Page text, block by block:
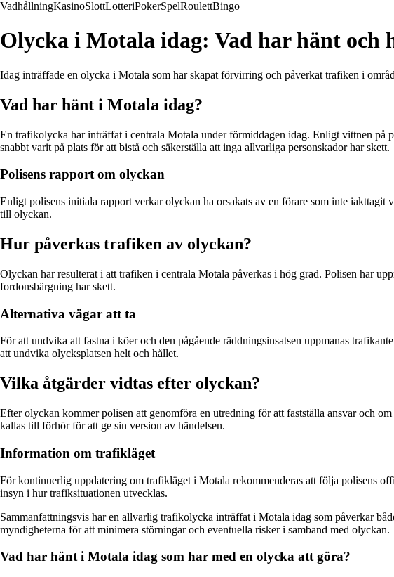
VadhållningKasinoSlottLotteriPokerSpelRoulettBingo
Olycka i Motala idag: Vad har hänt och
Idag inträffade en olycka i Motala som har skapat förvirring och påverkat trafiken i
Vad har hänt i Motala idag?
En trafikolycka har inträffat i centrala Motala under förmiddagen idag. Enligt vittnen på
snabbt varit på plats för att bistå och säkerställa att inga allvarliga personskador har skett.
Polisens rapport om olyckan
Enligt polisens initiala rapport verkar olyckan ha orsakats av en förare som inte
till olyckan.
Hur påverkas trafiken av olyckan?
Olyckan har resulterat i att trafiken i centrala Motala påverkas i hög grad. Polisen har
fordonsbärgning har skett.
Alternativa vägar att ta
För att undvika att fastna i köer och den pågående räddningsinsatsen uppmanas
att undvika olycksplatsen helt och hållet.
Vilka åtgärder vidtas efter olyckan?
Efter olyckan kommer polisen att genomföra en utredning för att fastställa ansvar och
kallas till förhör för att ge sin version av händelsen.
Information om trafikläget
För kontinuerlig uppdatering om trafikläget i Motala rekommenderas att följa polisens
insyn i hur trafiksituationen utvecklas.
Sammanfattningsvis har en allvarlig trafikolycka inträffat i Motala idag som påverkar
myndigheterna för att minimera störningar och eventuella risker i samband med olyckan.
Vad har hänt i Motala idag som har med en olycka att göra?